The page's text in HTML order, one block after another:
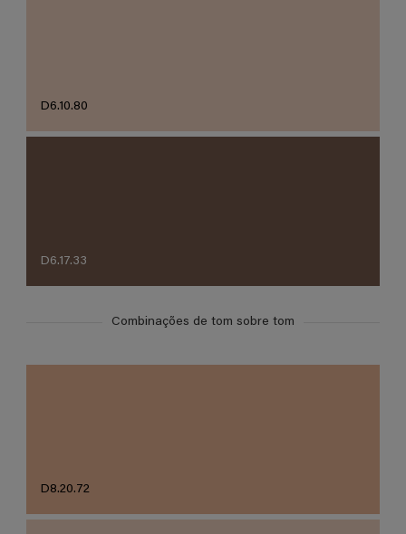
D6.10.80
D6.17.33
Combinações de tom sobre tom
D8.20.72